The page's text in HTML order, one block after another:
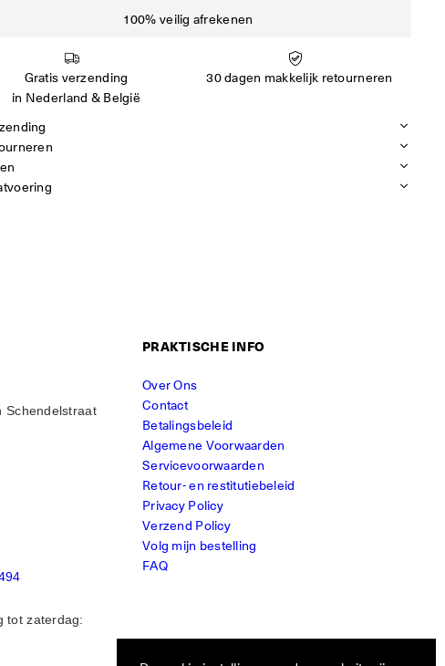
100% veilig afrekenen
Gratis verzending
in Nederland & België
30 dagen makkelijk retourneren
Schendelstraat
tot zaterdag:
PRAKTISCHE INFO
Over Ons
Contact
Betalingsbeleid
Algemene Voorwaarden
Servicevoorwaarden
Retour- en restitutiebeleid
Privacy Policy
Verzend Policy
Volg mijn bestelling
FAQ